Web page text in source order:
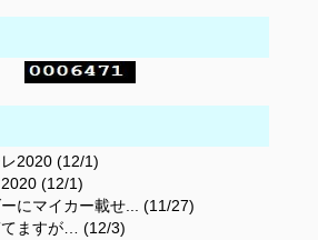
2020 (12/1)
(12/1)
にマイカー載せ... (11/27)
ますが… (12/3)